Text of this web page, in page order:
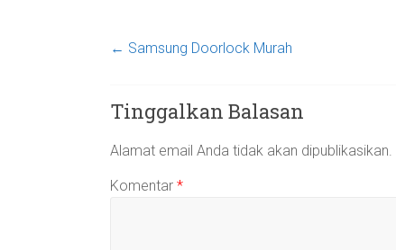
← Samsung Doorlock Murah
Tinggalkan Balasan
Alamat email Anda tidak akan dipublikasikan.
Komentar *